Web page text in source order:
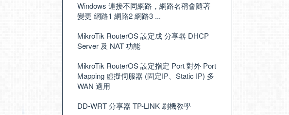
Windows 連接不同網路，網路名稱會隨著
變更 網路1 網路2 網路3 ...
MikroTik RouterOS 設定成 分享器 DHCP
Server 及 NAT 功能
MikroTik RouterOS 設定指定 Port 對外 Port
Mapping 虛擬伺服器 (固定IP、Static IP) 多
WAN 適用
DD-WRT 分享器 TP-LINK 刷機教學